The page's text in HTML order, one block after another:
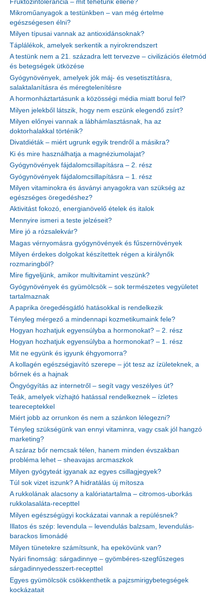
Fruktózintolerancia – mit tehetünk ellene?
Mikroműanyagok a testünkben – van még értelme
egészségesen élni?
Milyen típusai vannak az antioxidánsoknak?
Táplálékok, amelyek serkentik a nyirokrendszert
A testünk nem a 21. századra lett tervezve – civilizációs életmód
és betegségek ütközése
Gyógynövények, amelyek jók máj- és vesetisztításra,
salaktalanításra és méregtelenítésre
A hormonháztartásunk a közösségi média miatt borul fel?
Milyen jelekből látszik, hogy nem eszünk elegendő zsírt?
Milyen előnyei vannak a lábhámlasztásnak, ha az
doktorhalakkal történik?
Divatdiéták – miért ugrunk egyik trendről a másikra?
Ki és mire használhatja a magnéziumolajat?
Gyógynövények fájdalomcsillapításra – 2. rész
Gyógynövények fájdalomcsillapításra – 1. rész
Milyen vitaminokra és ásványi anyagokra van szükség az
egészséges öregedéshez?
Aktivitást fokozó, energianövelő ételek és italok
Mennyire ismeri a teste jelzéseit?
Mire jó a rózsalekvár?
Magas vérnyomásra gyógynövények és fűszernövények
Milyen érdekes dolgokat készítettek régen a királynők
rozmaringból?
Mire figyeljünk, amikor multivitamint veszünk?
Gyógynövények és gyümölcsök – sok természetes vegyületet
tartalmaznak
A paprika öregedésgátló hatásokkal is rendelkezik
Tényleg mérgező a mindennapi kozmetikumaink fele?
Hogyan hozhatjuk egyensúlyba a hormonokat? – 2. rész
Hogyan hozhatjuk egyensúlyba a hormonokat? – 1. rész
Mit ne együnk és igyunk éhgyomorra?
A kollagén egészségjavító szerepe – jót tesz az ízületeknek, a
bőrnek és a hajnak
Öngyógyítás az internetről – segít vagy veszélyes út?
Teák, amelyek vízhajtó hatással rendelkeznek – ízletes
teareceptekkel
Miért jobb az orrunkon és nem a szánkon lélegezni?
Tényleg szükségünk van ennyi vitaminra, vagy csak jól hangzó
marketing?
A száraz bőr nemcsak télen, hanem minden évszakban
probléma lehet – sheavajas arcmaszkok
Milyen gyógyteát igyanak az egyes csillagjegyek?
Túl sok vizet iszunk? A hidratálás új mítosza
A rukkolának alacsony a kalóriatartalma – citromos-uborkás
rukkolasaláta-recepttel
Milyen egészségügyi kockázatai vannak a repülésnek?
Illatos és szép: levendula – levendulás balzsam, levendulás-
barackos limonádé
Milyen tünetekre számítsunk, ha epekövünk van?
Nyári finomság: sárgadinnye – gyömbéres-szegfűszeges
sárgadinnyedesszert-recepttel
Egyes gyümölcsök csökkenthetik a pajzsmirigybetegségek
kockázatait